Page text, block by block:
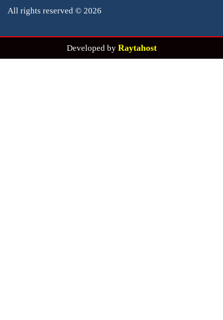
All rights reserved © 2026
Developed by Raytahost